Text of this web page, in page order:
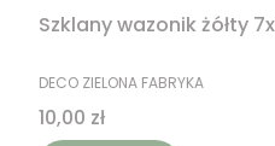
Szklany wazonik żółty
PRODUCENT
DECO ZIELONA FABRYKA
Cena
10,00 zł